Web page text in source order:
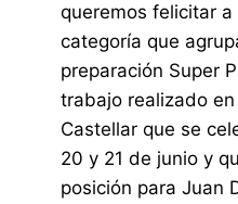
E
R
E
R
A
P
O
S
queremos felicitar
categoría que
preparación Super
trabajo realizado
Castellar que se
20 y 21 de junio y
posición para Juan